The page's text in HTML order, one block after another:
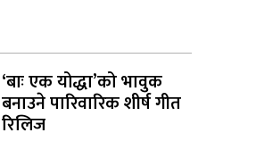
‘बाः एक योद्धा’को भावुक
बनाउने पारिवारिक शीर्ष गीत
रिलिज